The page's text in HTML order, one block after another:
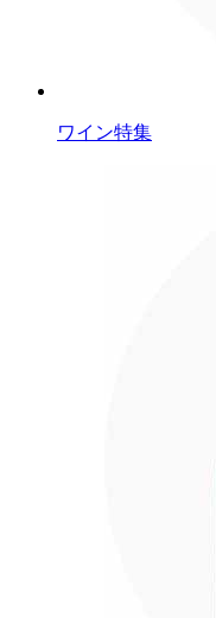
ワイン特集